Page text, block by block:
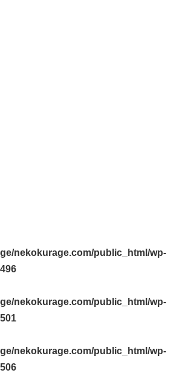
nekokurage.com/public_html/wp-
496
nekokurage.com/public_html/wp-
501
nekokurage.com/public_html/wp-
506